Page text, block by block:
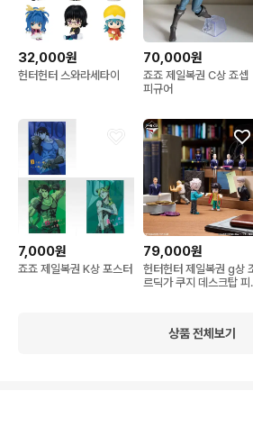
32,000원
헌터헌터 스와라세타이
70,000원
죠죠 제일복권 C상 죠셉
피규어
7,000원
죠죠 제일복권 K상 포스터
79,000원
헌터헌터 제일복권 g상
르딕가 쿠지 데스크탑 피
상품 전체보기